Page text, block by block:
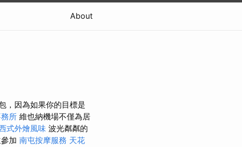
About
，因為如果你的目標是
所 維也納機場不僅為居
式外燴風味 波光粼粼的
加 南屯按摩服務 天花